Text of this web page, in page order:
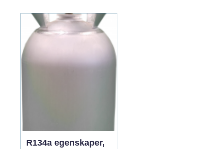
medarbetare mötas,
hämta energi och skapa
nya idéer. En
kaffelösning handlar
R134a egenskaper,